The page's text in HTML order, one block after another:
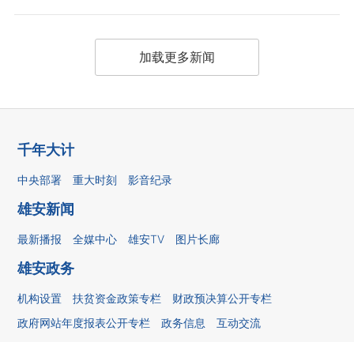
加载更多新闻
千年大计
中央部署 重大时刻 影音纪录
雄安新闻
最新播报 全媒中心 雄安TV 图片长廊
雄安政务
机构设置 扶贫资金政策专栏
财政预决算公开专栏
政府网站年度报表公开专栏
政务信息 互动交流